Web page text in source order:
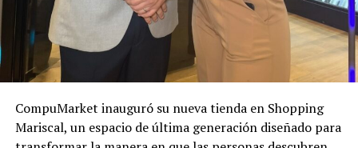
CompuMarket inauguró su nueva tienda en Shopping
Mariscal, un espacio de última generación diseñado para